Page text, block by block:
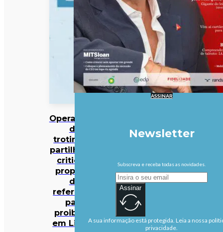
Operadores
de
trotinetes
partilhadas
criticam
proposta
de
referendo
para
proibição
em Lisboa
ASSINAR
Newsletter
Subscreva e receba todas as novidades.
Assinar
A sua informação está protegida. Leia a nossa
privacidade.